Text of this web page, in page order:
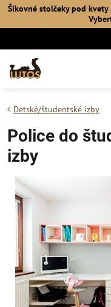
Šikovné stolčeky pod
Detské/študentské izby
Police do
izby